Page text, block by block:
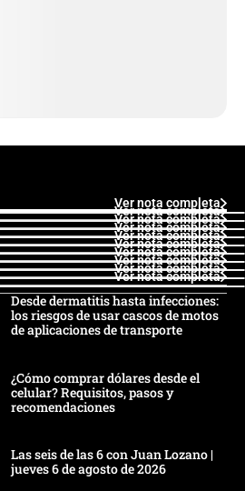
Ver nota completa
Ver nota completa
Ver nota completa
Ver nota completa
Ver nota completa
Ver nota completa
Ver nota completa
Ver nota completa
Ver nota completa
Ver nota completa
Desde dermatitis hasta infecciones:
los riesgos de usar cascos de motos
de aplicaciones de transporte
¿Cómo comprar dólares desde el
celular? Requisitos, pasos y
recomendaciones
Las seis de las 6 con Juan Lozano |
jueves 6 de agosto de 2026